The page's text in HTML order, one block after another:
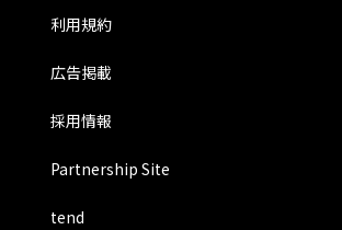
利用規約
広告掲載
採用情報
Partnership Site
tend